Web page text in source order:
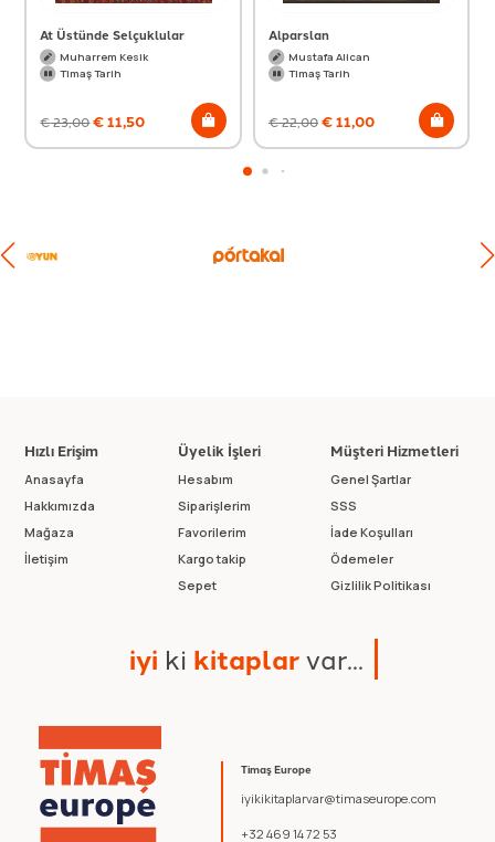
At Üstünde Selçuklular
Muharrem Kesik
Timaş Tarih
€23,00€11,50
Alparslan
Mustafa Alican
Timaş Tarih
€22,00€11,00
Timaş Europe
iyikikitaplarvar@timaseurope.com
+32 469 14 72 53
Hızlı Erişim
Anasayfa
Hakkımızda
Mağaza
İletişim
Üyelik İşleri
Hesabım
Siparişlerim
Favorilerim
Kargo takip
Sepet
Müşteri Hizmetleri
Genel Şartlar
SSS
İade Koşulları
Ödemeler
Gizlilik Politikası
iyi ki kitaplarvar...